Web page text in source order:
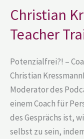
Christian
Teacher
Potenzialfrei?! –
Christian
Moderator des
einem Coach für
des Gesprächs ist,
selbst zu sein,
–
Teacher
Training